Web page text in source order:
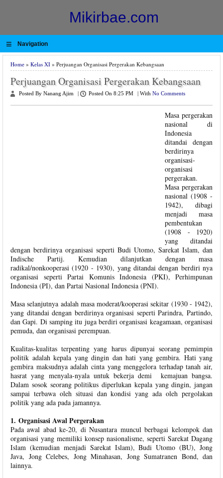
Mikirbae.com
≡ Navigation
Home » Kelas XI » Perjuangan Organisasi Pergerakan Kebangsaan
Perjuangan Organisasi Pergerakan Kebangsaan
Posted By Nanang Ajim Posted On 8:25 PM With No Comments
Masa pergerakan
nasional di
Indonesia
ditandai dengan
berdirinya
organisasi-
organisasi
pergerakan.
Masa pergerakan
nasional (1908 -
1942), dibagi
menjadi masa
pembentukan
(1908 - 1920)
yang ditandai
dengan berdirinya organisasi seperti Budi Utomo, Sarekat Islam, dan
Indische Partij. Kemudian dilanjutkan dengan masa
radikal/nonkooperasi (1920 - 1930), yang ditandai dengan berdiri nya
organisasi seperti Partai Komunis Indonesia (PKI), Perhimpunan
Indonesia (PI), dan Partai Nasional Indonesia (PNI).
Masa selanjutnya adalah masa moderat/kooperasi sekitar (1930 - 1942),
yang ditandai dengan berdirinya organisasi seperti Parindra, Partindo,
dan Gapi. Di samping itu juga berdiri organisasi keagamaan, organisasi
pemuda, dan organisasi perempuan.
Kualitas-kualitas terpenting yang harus dipunyai seorang pemimpin
politik adalah kepala yang dingin dan hati yang gembira. Hati yang
gembira maksudnya adalah cinta yang menggelora terhadap tanah air,
hasrat yang menyala-nyala untuk bekerja demi kemajuan bangsa.
Dalam sosok seorang politikus diperlukan kepala yang dingin, jangan
sampai terbawa oleh situasi dan kondisi yang ada oleh pergolakan
politik yang ada pada jamannya.
1. Organisasi Awal Pergerakan
Pada awal abad ke-20, di Nusantara muncul berbagai kelompok dan
organisasi yang memiliki konsep nasionalisme, seperti Sarekat Dagang
Islam (kemudian menjadi Sarekat Islam), Budi Utomo (BU), Jong
Java, Jong Celebes, Jong Minahasan, Jong Sumatranen Bond, dan
lainnya.